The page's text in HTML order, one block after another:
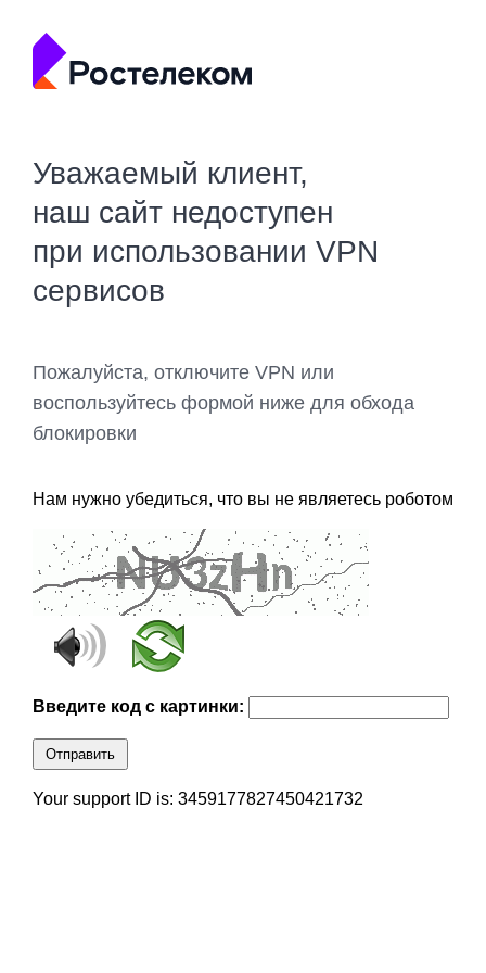
Уважаемый клиент,
наш сайт недоступен
при использовании VPN
сервисов
Пожалуйста, отключите VPN или
воспользуйтесь формой ниже для обхода
блокировки
Нам нужно убедиться, что вы не являетесь роботом
Введите код с картинки:
Отправить
Your support ID is: 3459177827450421732